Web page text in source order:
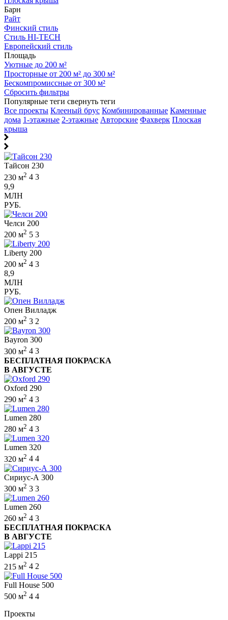
Барн
Райт
Финский стиль
Стиль HI-TECH
Европейский стиль
Площадь
Уютные до 200 м²
Просторные от 200 м² до 300 м²
Бескомпромиссные от 300 м²
Сбросить фильтры
Популярные теги свернуть теги
Все проекты Клееный брус Комбинированные Каменные
дома 1-этажные 2-этажные Авторские Фахверк Плоская
крыша
Тайсон 230
230 м2 4 3
9,9
МЛН
РУБ.
Челси 200
200 м2 5 3
Liberty 200
200 м2 4 3
8,9
МЛН
РУБ.
Опен Вилладж
200 м2 3 2
Bayron 300
300 м2 4 3
БЕСПЛАТНАЯ ПОКРАСКА
В АВГУСТЕ
Oxford 290
290 м2 4 3
Lumen 280
280 м2 4 3
Lumen 320
320 м2 4 4
Сириус-А 300
300 м2 3 3
Lumen 260
260 м2 4 3
БЕСПЛАТНАЯ ПОКРАСКА
В АВГУСТЕ
Lappi 215
215 м2 4 2
Full House 500
500 м2 4 4
Проекты